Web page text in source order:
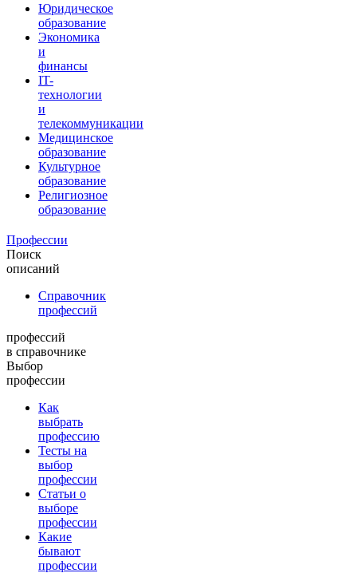
Юридическое
образование
Экономика
и
финансы
IT-
технологии
и
телекоммуникации
Медицинское
образование
Культурное
образование
Религиозное
образование
Профессии
Поиск
описаний
Справочник
профессий
профессий
в справочнике
Выбор
профессии
Как
выбрать
профессию
Тесты на
выбор
профессии
Статьи о
выборе
профессии
Какие
бывают
профессии